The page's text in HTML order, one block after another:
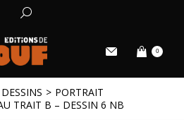
0
DESSINS
PORTRAIT
TRAIT B – DESSIN 6 NB